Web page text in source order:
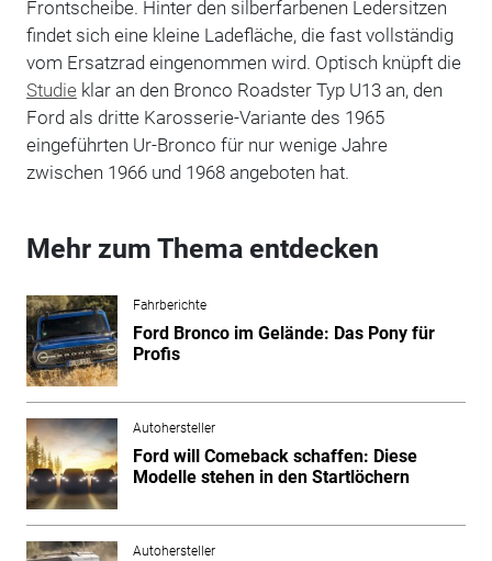
Frontscheibe. Hinter den silberfarbenen Ledersitzen
findet sich eine kleine Ladefläche, die fast vollständig
vom Ersatzrad eingenommen wird. Optisch knüpft die
Studie klar an den Bronco Roadster Typ U13 an, den
Ford als dritte Karosserie-Variante des 1965
eingeführten Ur-Bronco für nur wenige Jahre
zwischen 1966 und 1968 angeboten hat.
Mehr zum Thema entdecken
Fahrberichte
Ford Bronco im Gelände: Das Pony für
Profis
Autohersteller
Ford will Comeback schaffen: Diese
Modelle stehen in den Startlöchern
Autohersteller